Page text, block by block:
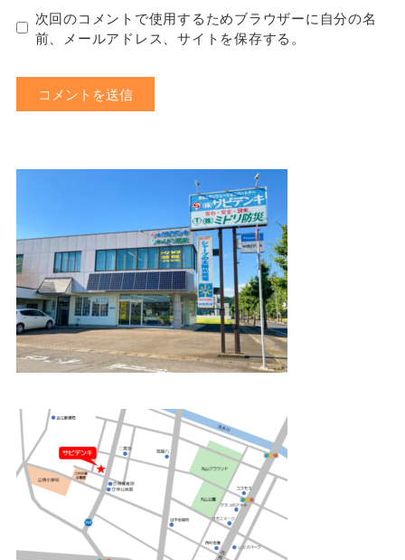
次回のコメントで使用するためブラウザーに自分の名
前、メールアドレス、サイトを保存する。